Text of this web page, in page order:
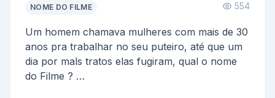
NOME DO FILME 554
Um homem chamava mulheres com mais de 30
anos pra trabalhar no seu puteiro, até que um
dia por mals tratos elas fugiram, qual o nome
do Filme ?